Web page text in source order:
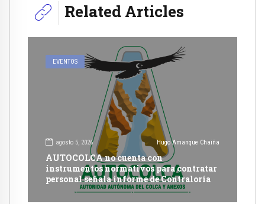
Related Articles
EVENTOS
agosto 5, 2026 Hugo Amanque Chaiña
AUTOCOLCA no cuenta con
instrumentos normativos para contratar
personal señala informe de Contraloría